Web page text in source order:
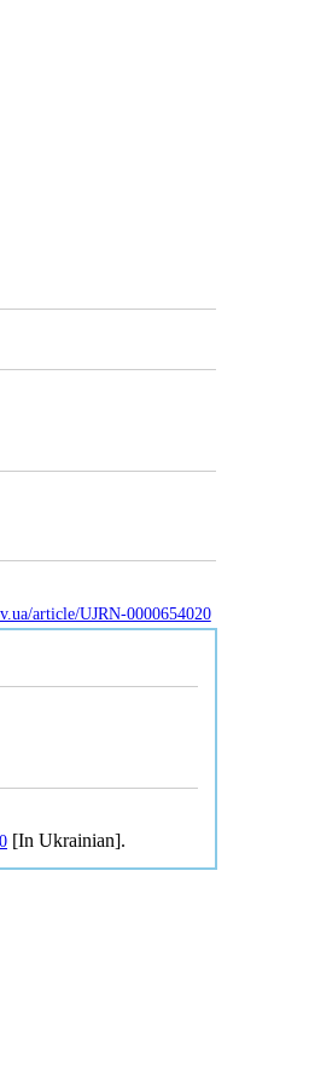
article/UJRN-0000654020
[In Ukrainian].